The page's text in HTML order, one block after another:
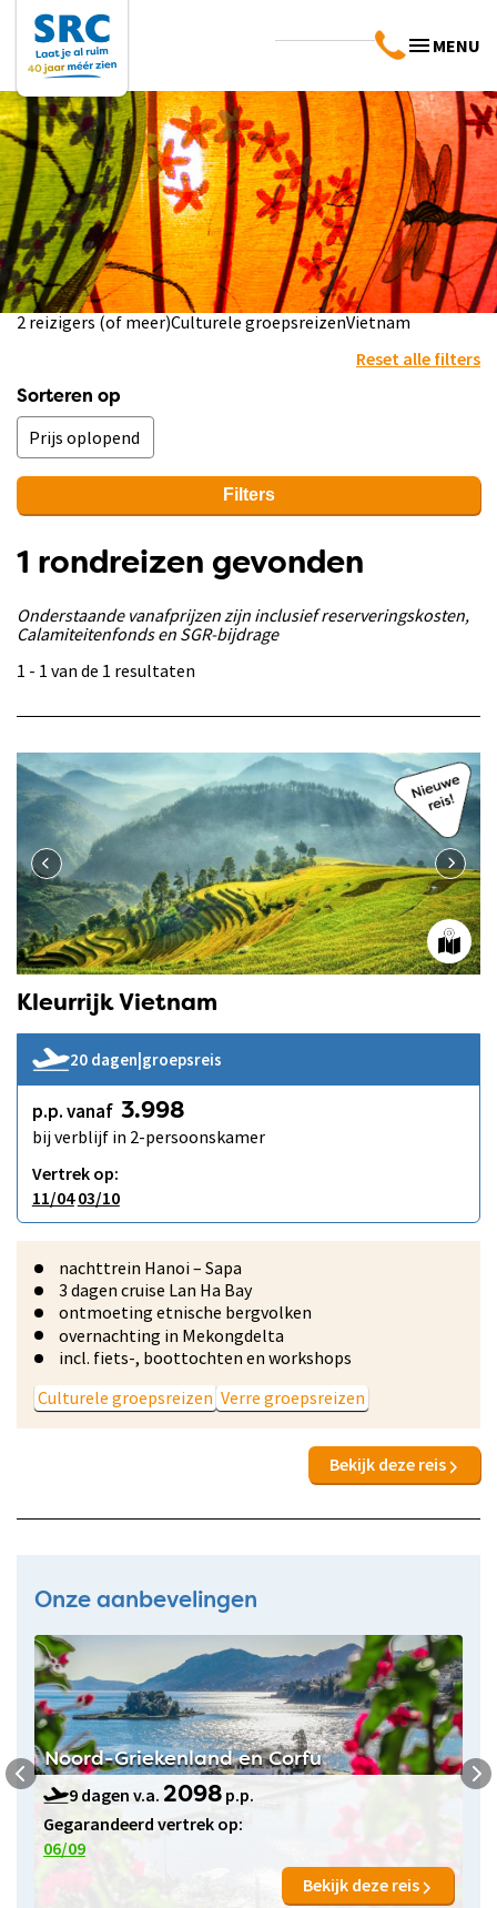
MENU
2 reizigers (of meer)Culturele groepsreizenVietnam
Reset alle filters
Sorteren op
Filters
1 rondreizen gevonden
Onderstaande vanafprijzen zijn inclusief reserveringskosten,
Calamiteitenfonds en SGR-bijdrage
1 - 1 van de 1 resultaten
Kleurrijk Vietnam
20 dagen|groepsreis
p.p. vanaf 3.998
bij verblijf in 2-persoonskamer
Vertrek op:
11/04 03/10
nachttrein Hanoi – Sapa
3 dagen cruise Lan Ha Bay
ontmoeting etnische bergvolken
overnachting in Mekongdelta
incl. fiets-, boottochten en workshops
Culturele groepsreizen Verre groepsreizen
Bekijk deze reis
Onze aanbevelingen
Noord-Griekenland en Corfu
9 dagen v.a. 2098 p.p.
Gegarandeerd vertrek op:
06/09
Bekijk deze reis